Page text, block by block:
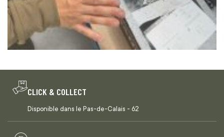
CLICK & COLLECT
Disponible dans le Pas-de-Calais - 62